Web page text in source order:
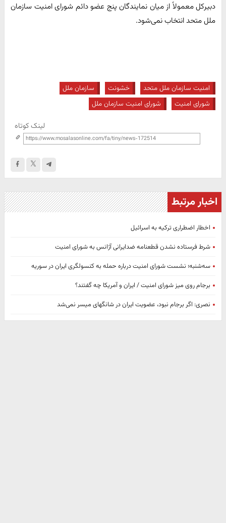
دبیرکل معمولاً از میان نمایندگان پنج عضو دائم شورای امنیت سازمان
ملل متحد انتخاب نمی‌شود.
امنیت سازمان ملل متحد خشونت
سازمان ملل
شورای امنیت
شورای امنیت سازمان ملل
لینک کوتاه
اخبار مرتبط
اخطار اضطراری ترکیه به اسرائیل
شرط فرستاده نشدن قطعنامه ضدایرانی آژانس به شورای امنیت
سه‌شنبه؛ نشست شورای امنیت درباره حمله به کنسولگری ایران در سوریه
برجام روی میز شورای امنیت / ایران و آمریکا چه گفتند؟
نصری: اگر برجام نبود، عضویت ایران در شانگهای میسر نمی‌شد